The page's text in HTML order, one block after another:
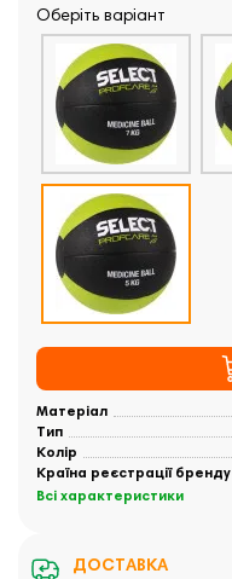
Оберіть варіант
Матеріал
Тип
Колір
Країна реєстрації бренду
Всі характеристики
ДОСТАВКА